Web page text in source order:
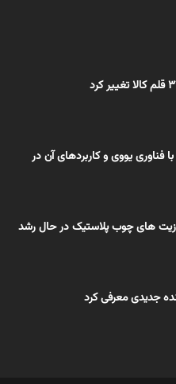
فناوری یووی و کاربردهای آن در
های چوب پلاستیک در حال رشد